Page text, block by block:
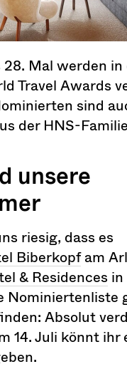
Mal werden in
Travel Awards
sind
der HNS-
unsere
riesig, dass es
Biberkopfam
& Residences
Nominiertenliste
Absolut
14. Juli könnt ihr